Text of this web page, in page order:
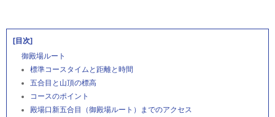
[目次]
御殿場ルート
標準コースタイムと距離と時間
五合目と山頂の標高
コースのポイント
殿場口新五合目（御殿場ルート）までのアクセス